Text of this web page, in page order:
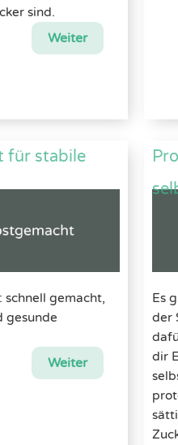
sind.
Weiter
für stabile
schnell gemacht,
gesunde
Weiter
Es
der
dir